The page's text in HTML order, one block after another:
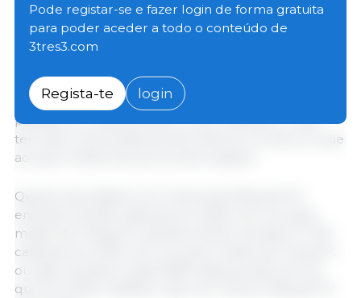
com o mesmo período de 2025, passando de 227
439 cabeças no ano passado para 208 317 cabeças
este ano. No que se refere ao peso total, este baixou
em 2025 para 23 548 tons (peso médio 113,0kg) este
ano. Portanto, entraram menos porcos e mais
pesados em 2026 do que no ano transacto, o que
tem sido uma tendência dos últimos 4-5 anos no que
ao peso médio dos porcos diz respeito.
Quanto aos leitões com menos de 50kg de PV,
entraram 26 292 cabeças em 2026 com um peso
médio de 11,0kg PV, quando tinham entrado 17 703
cabeças em 2025 com um peso médio de 11,1kg PV,
ou seja, entraram mais 8 589 cabeças este ano do
que em 2025 (+48,5%), mas com menos 100g de PV
Pode registar-se e fazer login de forma gratuita
para poder aceder a todo o conteúdo de
3tres3.com
Regista-te login